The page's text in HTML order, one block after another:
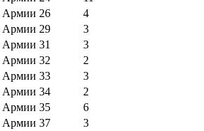
Армии 26
4
Армии 29
3
Армии 31
3
Армии 32
2
Армии 33
3
Армии 34
2
Армии 35
6
Армии 37
3